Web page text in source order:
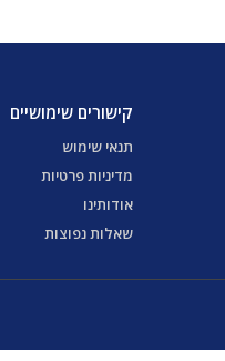
קישורים שימושיים
תנאי שימוש
מדיניות פרטיות
אודותינו
שאלות נפוצות